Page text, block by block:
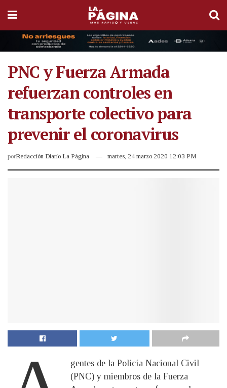
PNC y Fuerza Armada
refuerzan controles en
transporte colectivo para
prevenir el coronavirus
porRedacción Diario La Página martes, 24 marzo 2020 12:03 PM
gentes de la Policía Nacional Civil
(PNC) y miembros de la Fuerza